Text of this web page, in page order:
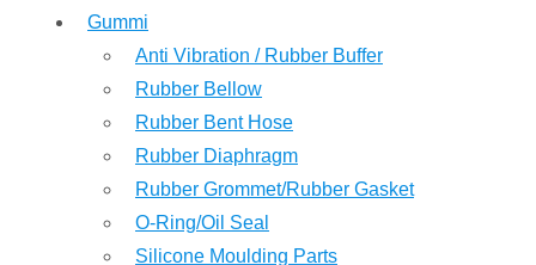
Gummi
Anti Vibration / Rubber Buffer
Rubber Bellow
Rubber Bent Hose
Rubber Diaphragm
Rubber Grommet/Rubber Gasket
O-Ring/Oil Seal
Silicone Moulding Parts